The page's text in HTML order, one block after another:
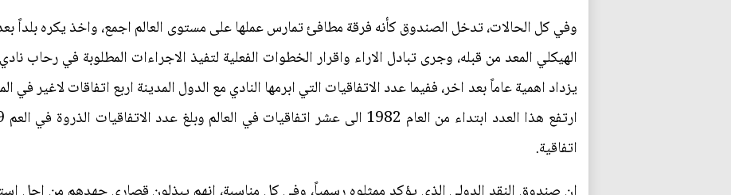
وفي كل الحالات، تدخل الصندوق كأنه فرقة مطافئ تمارس عملها على مستوى العالم اجمع، واخذ يكره بلداً
الهيكلي المعد من قبله، وجرى تبادل الاراء واقرار الخطوات الفعلية لتفيذ الاجراءات المطلوبة في رحاب
اتفاقية.